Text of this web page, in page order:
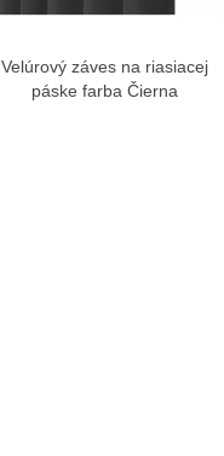
Zobraziť viac
Velúrový záves na riasiacej
páske farba Čierna